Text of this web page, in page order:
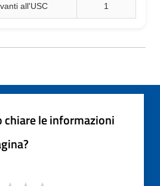
all'USC 1
chiare le informazioni